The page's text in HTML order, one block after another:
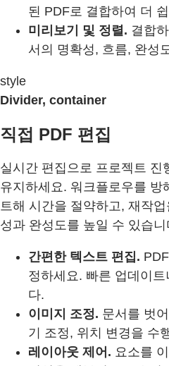
된 PDF로 결합하여 더
미리보기 및 정렬. 결합
서의 명확성, 흐름, 완성
style
Divider, container
직접 PDF 편집
실시간 편집으로 프로젝트 진
유지하세요. 워크플로우를 방
트해 시간을 절약하고, 재작
성과 완성도를 높일 수 있습니
간편한 텍스트 편집.
정하세요. 빠른 업데이
다.
이미지 조정. 문서를 벗
기 조정, 위치 변경을 수
레이아웃 제어. 요소를